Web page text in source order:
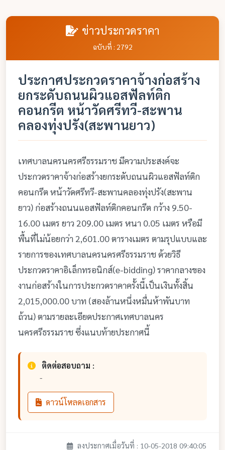
ข่าวประกวดราคา
ฉบับที่ : 2792
ประกาศประกวดราคาจ้างก่อสร้าง
ยกระดับถนนผิวแอสฟัลท์ติก
คอนกรีต หน้าวัดศรีทวี-สะพาน
คลองทุ่งปรัง(สะพานยาว)
เทศบาลนครนครศรีธรรมราช มีความประสงค์จะ
ประกวดราคาจ้างก่อสร้างยกระดับถนนผิวแอสฟัลท์ติก
คอนกรีต หน้าวัดศรีทวี-สะพานคลองทุ่งปรัง(สะพาน
ยาว) ก่อสร้างถนนแอสฟัลท์ติกคอนกรีต กว้าง 9.50-
16.00 เมตร ยาว 209.00 เมตร หนา 0.05 เมตร หรือมี
พื้นที่ไม่น้อยกว่า 2,601.00 ตารางเมตร ตามรุปแบบและ
รายการของเทศบาลนครนครศรีธรรมราช ด้วยวิธี
ประกวดราคาอิเล็กทรอนิกส์(e-bidding) ราคากลางของ
งานก่อสร้างในการประกวดราคาครั้งนี้เป็นเงินทั้งสิ้น
2,015,000.00 บาท (สองล้านหนึ่งหมื่นห้าพันบาท
ถ้วน) ตามรายละเอียดประกาศเทศบาลนคร
นครศรีธรรมราช ซึ่งแนบท้ายประกาศนี้
ติดต่อสอบถาม :
-
ดาวน์โหลดเอกสาร
ลงประกาศเมื่อวันที่ : 10-05-2018 09:40:05